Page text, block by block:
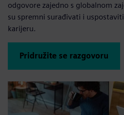
odgovore zajedno s globalnom
su spremni surađivati i
karijeru.
Pridružite se razgovoru